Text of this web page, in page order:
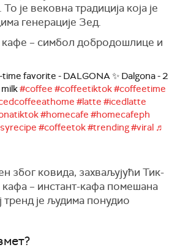
је вековна традиција која је
генерације Зед.
– симбол добродошлице и
favorite - DALGONA ✨ Dalgona - 2
#coffee #coffeetiktok#coffeetime
#latte #icedlatte
#homecafe #homecafeph
#coffeetok#trending#viral ♬
због ковида, захваљујући Тик-
кафа – инстант-кафа помешана
је људима понудио